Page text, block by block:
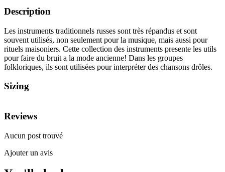
Description
Les instruments traditionnels russes sont très répandus et sont
souvent utilisés, non seulement pour la musique, mais aussi pour
rituels maisoniers. Cette collection des instruments presente les utils
pour faire du bruit a la mode ancienne! Dans les groupes
folkloriques, ils sont utilisées pour interpréter des chansons drôles.
Sizing
Reviews
Aucun post trouvé
Ajouter un avis